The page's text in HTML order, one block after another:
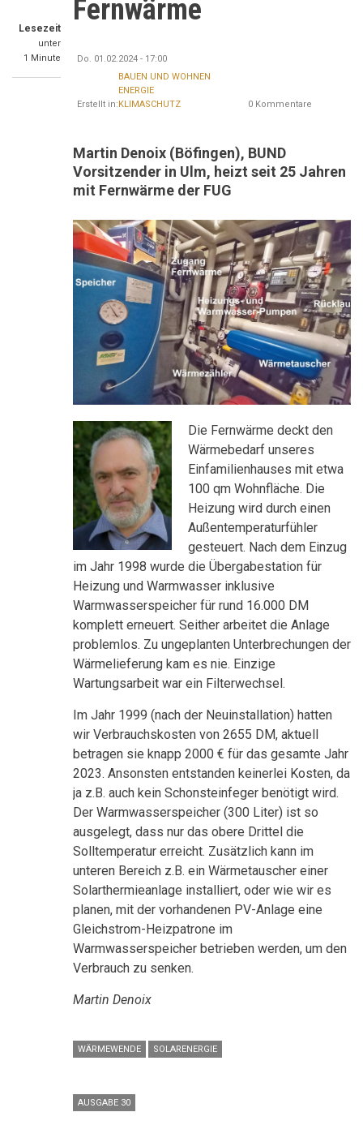
Lesezeit
unter
1 Minute
Fernwärme
Do. 01.02.2024 - 17:00
Erstellt in:
BAUEN UND WOHNEN
ENERGIE
KLIMASCHUTZ
0 Kommentare
Martin Denoix (Böfingen), BUND
Vorsitzender in Ulm, heizt seit 25 Jahren
mit Fernwärme der FUG
Die Fernwärme deckt den
Wärmebedarf unseres
Einfamilienhauses mit etwa
100 qm Wohnfläche. Die
Heizung wird durch einen
Außentemperaturfühler
gesteuert. Nach dem Einzug
im Jahr 1998 wurde die Übergabestation für
Heizung und Warmwasser inklusive
Warmwasserspeicher für rund 16.000 DM
komplett erneuert. Seither arbeitet die Anlage
problemlos. Zu ungeplanten Unterbrechungen der
Wärmelieferung kam es nie. Einzige
Wartungsarbeit war ein Filterwechsel.
Im Jahr 1999 (nach der Neuinstallation) hatten
wir Verbrauchskosten von 2655 DM, aktuell
betragen sie knapp 2000 € für das gesamte Jahr
2023. Ansonsten entstanden keinerlei Kosten, da
ja z.B. auch kein Schonsteinfeger benötigt wird.
Der Warmwasserspeicher (300 Liter) ist so
ausgelegt, dass nur das obere Drittel die
Solltemperatur erreicht. Zusätzlich kann im
unteren Bereich z.B. ein Wärmetauscher einer
Solarthermieanlage installiert, oder wie wir es
planen, mit der vorhandenen PV-Anlage eine
Gleichstrom-Heizpatrone im
Warmwasserspeicher betrieben werden, um den
Verbrauch zu senken.
Martin Denoix
WÄRMEWENDE SOLARENERGIE
AUSGABE 30